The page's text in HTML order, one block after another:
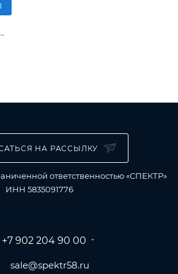
НА РАССЫЛКУ
ответственностью «СПЕКТР»
ИНН 5835091776
+7 902 204 90 00
sale@spektr58.ru